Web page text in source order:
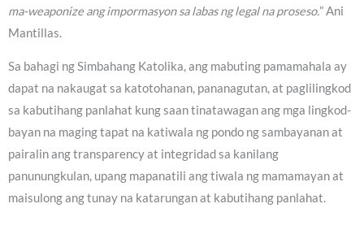
ma-weaponize ang impormasyon sa labas ng legal na proseso.” Ani
Mantillas.
Sa bahagi ng Simbahang Katolika, ang mabuting pamamahala ay
dapat na nakaugat sa katotohanan, pananagutan, at paglilingkod
sa kabutihang panlahat kung saan tinatawagan ang mga lingkod-
bayan na maging tapat na katiwala ng pondo ng sambayanan at
pairalin ang transparency at integridad sa kanilang
panunungkulan, upang mapanatili ang tiwala ng mamamayan at
maisulong ang tunay na katarungan at kabutihang panlahat.